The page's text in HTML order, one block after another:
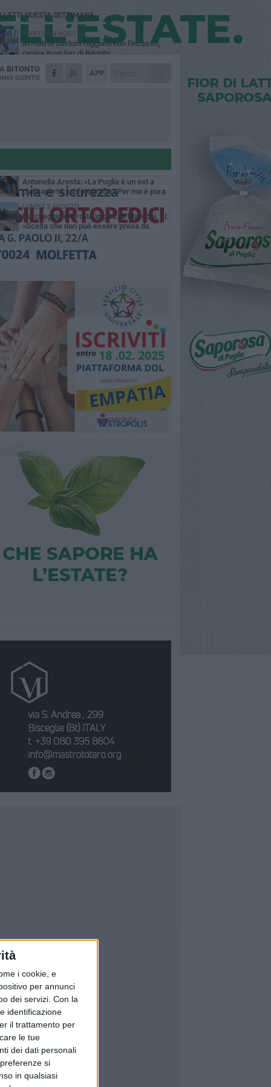
i cookie, e
per annunci
dei servizi. Con la
identificazione
il trattamento per
le tue
dei dati personali
si
in qualsiasi
APP
BITONTO
QUINTO
LETTI QUESTA SETTIMANA
MARTEDÌ 4 AGOSTO
Armati di bastoni fuggono con l'incasso,
rapina in un bar di Bitonto
VENERDÌ 31 LUGLIO
Furti d'auto, scoperta la banda tra Bitonto e
Fratelli d'Italia Bitonto: «Vicinanza alla
LUNEDÌ 3 AGOSTO
Antonella Aresta: «La Puglia è un set a
cielo aperto. La fotografia? Per me è pura
LUNEDÌ 3 AGOSTO
Parcheggio interrato in piazza Marconi, SI:
«Scelta che non può essere presa da